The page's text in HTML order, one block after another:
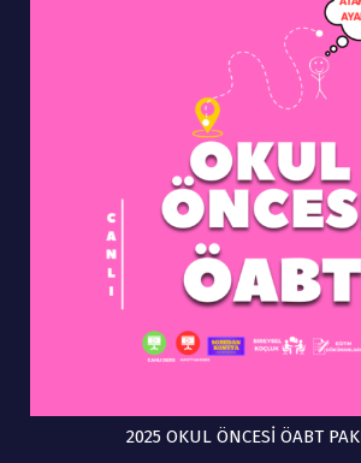
2025 OKUL ÖNCESİ ÖABT